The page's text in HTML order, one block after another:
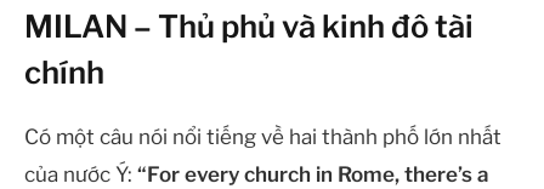
MILAN – Thủ phủ và kinh đô tài
chính
Có một câu nói nổi tiếng về hai thành phố lớn nhất
của nước Ý: “For every church in Rome, there’s a